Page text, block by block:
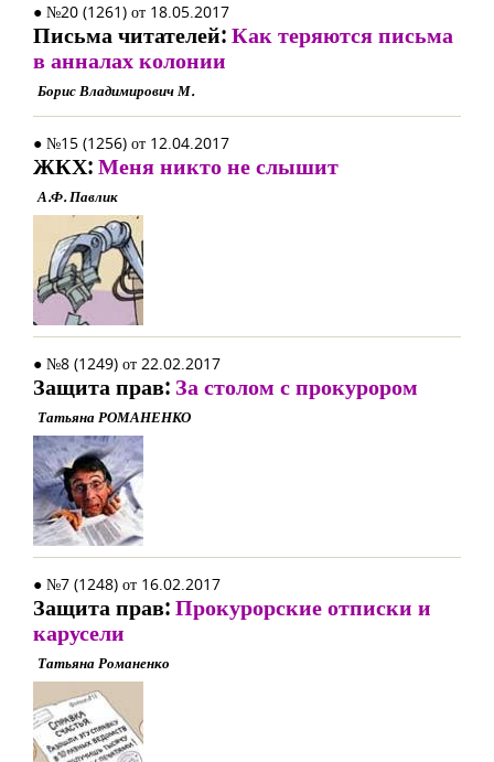
● №20 (1261) от 18.05.2017
Письма читателей:Как теряются письма
в анналах колонии
Борис Владимирович М.
● №15 (1256) от 12.04.2017
ЖКХ:Меня никто не слышит
А.Ф. Павлик
● №8 (1249) от 22.02.2017
Защита прав: За столом с прокурором
Татьяна РОМАНЕНКО
● №7 (1248) от 16.02.2017
Защита прав:Прокурорские отписки и
карусели
Татьяна Романенко